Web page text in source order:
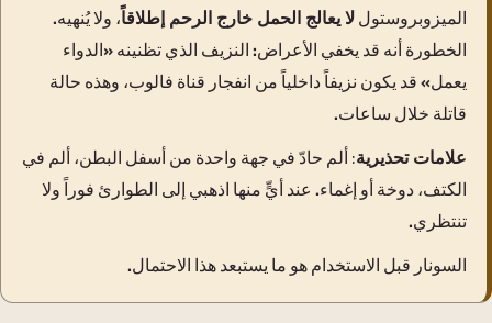
الميزوبروستوللا يعالج الحمل خارج الرحم إطلاقاً، ولا يُنهيه.
الخطورة أنه قد يخفي الأعراض: النزيف الذي تظنينه «الدواء
يعمل» قد يكون نزيفاً داخلياً من انفجار قناة فالوب، وهذه حالة
قاتلة خلال ساعات.
علامات تحذيرية:ألم حادّ في جهة واحدة من أسفل البطن، ألم في
الكتف، دوخة أو إغماء. عند أيٍّ منها اذهبي إلى الطوارئ فوراً ولا
تنتظري.
السونار قبل الاستخدام هو ما يستبعد هذا الاحتمال.